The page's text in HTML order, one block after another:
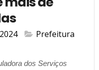
Prefeitura
dos Serviços